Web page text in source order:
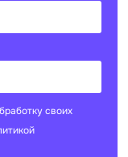
своих